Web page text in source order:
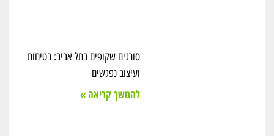
סורגים שקופים בתל אביב: בטיחות
ועיצוב נפגשים
להמשך קריאה »